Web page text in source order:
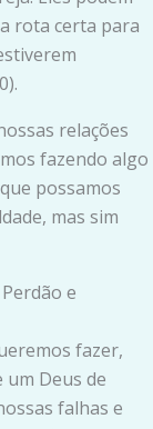
rota certa para
relações
fazendo algo
possamos
mas sim
e
fazer,
Deus de
falhas e